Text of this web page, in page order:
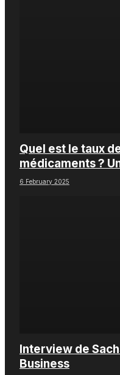
Quel est le taux
médicaments ?
chez les Big
6 February 2025
Interview de
Business